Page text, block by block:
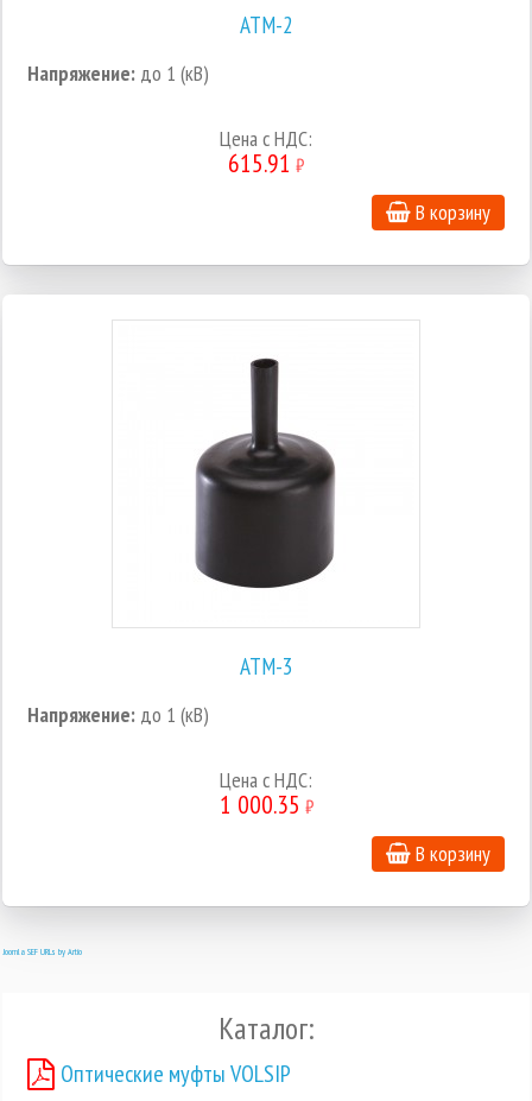
АТМ-2
Напряжение: до 1 (кВ)
Цена c НДС:
615.91 ₽
В корзину
АТМ-3
Напряжение: до 1 (кВ)
Цена c НДС:
1 000.35 ₽
В корзину
Joomla SEF URLs by Artio
Каталог:
Оптические муфты VOLSIP